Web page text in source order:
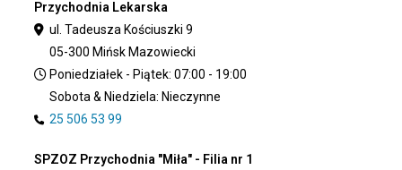
Przychodnia Lekarska
ul. Tadeusza Kościuszki 9
05-300 Mińsk Mazowiecki
Poniedziałek - Piątek: 07:00 - 19:00
Sobota & Niedziela: Nieczynne
25 506 53 99
SPZOZ Przychodnia "Miła" - Filia nr 1